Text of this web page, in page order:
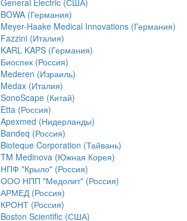
General Electric (США)
BOWA (Германия)
Meyer-Haake Medical Innovations (Германия)
Fazzini (Италия)
KARL KAPS (Германия)
Биоспек (Россия)
Mederen (Израиль)
Medax (Италия)
SonoScape (Китай)
Etta (Россия)
Apexmed (Нидерланды)
Bandeq (Россия)
Bioteque Corporation (Тайвань)
TM Medinova (Южная Корея)
НПФ "Крыло" (Россия)
ООО НПП "Медолит" (Россия)
АРМЕД (Россия)
КРОНТ (Россия)
Boston Scientific (США)